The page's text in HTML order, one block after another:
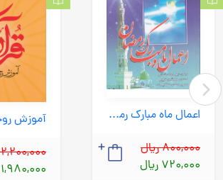
2,200,000 ریال
1,980,000 ریال
اعمال ماه مبارک رمضان (آیین دانش) 1/8 شومیز
800,000 ریال
720,000 ریال